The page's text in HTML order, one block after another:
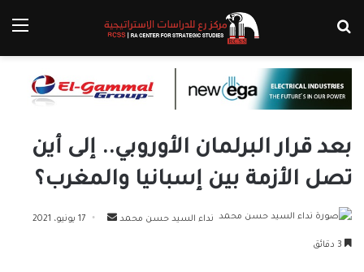
بعد قرار البرلمان الأوروبي.. إلى أين
تصل الأزمة بين إسبانيا والمغرب؟
نداء السيد حسن محمد
أرسل 17 يونيو، 2021